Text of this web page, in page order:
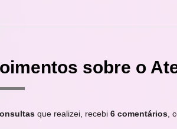
sobre o
que realizei, recebi 6 comentários,